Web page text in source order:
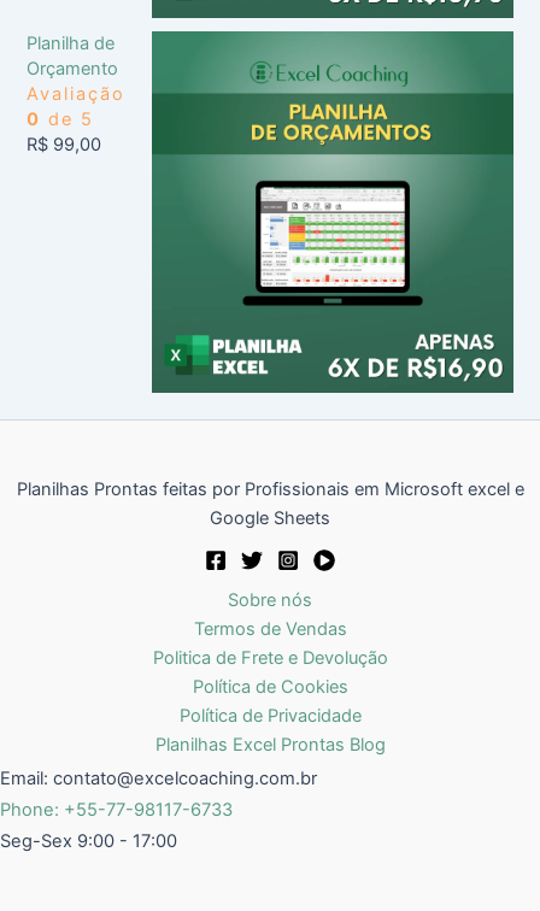
Planilha de
Orçamento
Avaliação
0 de 5
R$ 99,00
Planilhas Prontas feitas por Profissionais em Microsoft excel e
Google Sheets
Sobre nós
Termos de Vendas
Politica de Frete e Devolução
Política de Cookies
Política de Privacidade
Planilhas Excel Prontas Blog
Email: contato@excelcoaching.com.br
Phone: +55-77-98117-6733
Seg-Sex 9:00 - 17:00